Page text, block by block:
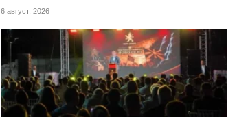
6 август, 2026